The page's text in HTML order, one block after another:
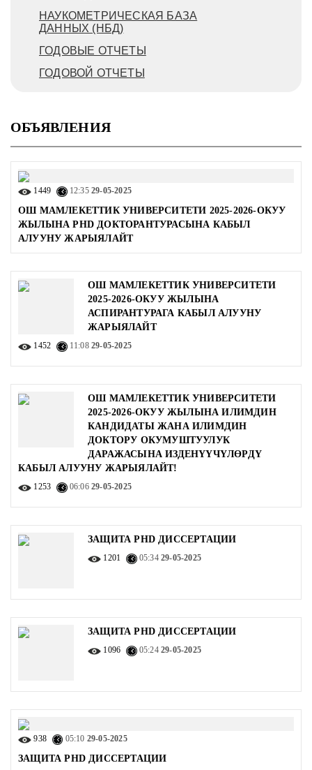
НАУКОМЕТРИЧЕСКАЯ БАЗА
ДАННЫХ (НБД)
ГОДОВЫЕ ОТЧЕТЫ
ГОДОВОЙ ОТЧЕТЫ
ОБЪЯВЛЕНИЯ
1449 12:3529-05-2025
ОШ МАМЛЕКЕТТИК УНИВЕРСИТЕТИ 2025-2026-ОКУУ
ЖЫЛЫНА PHD ДОКТОРАНТУРАСЫНА КАБЫЛ
АЛУУНУ ЖАРЫЯЛАЙТ
ОШ МАМЛЕКЕТТИК УНИВЕРСИТЕТИ
2025-2026-ОКУУ ЖЫЛЫНА
АСПИРАНТУРАГА КАБЫЛ АЛУУНУ
ЖАРЫЯЛАЙТ
1452 11:0829-05-2025
ОШ МАМЛЕКЕТТИК УНИВЕРСИТЕТИ
2025-2026-ОКУУ ЖЫЛЫНА ИЛИМДИН
КАНДИДАТЫ ЖАНА ИЛИМДИН
ДОКТОРУ ОКУМУШТУУЛУК
ДАРАЖАСЫНА ИЗДЕНҮҮЧҮЛӨРДҮ
КАБЫЛ АЛУУНУ ЖАРЫЯЛАЙТ!
1253 06:0629-05-2025
ЗАЩИТА PHD ДИССЕРТАЦИИ
1201 05:3429-05-2025
ЗАЩИТА PHD ДИССЕРТАЦИИ
1096 05:2429-05-2025
938 05:10 29-05-2025
ЗАЩИТА PHD ДИССЕРТАЦИИ